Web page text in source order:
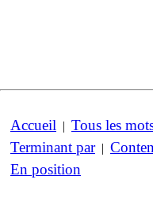
Accueil | Tous les
Terminant par|
En position